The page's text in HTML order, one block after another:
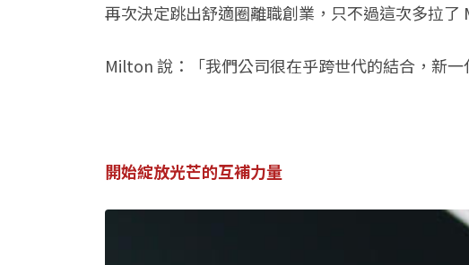
再次決定跳出舒適圈離職創業，只不過這次多拉了
Milton 說：「我們公司很在乎跨世代的結合，新
開始綻放光芒的互補力量